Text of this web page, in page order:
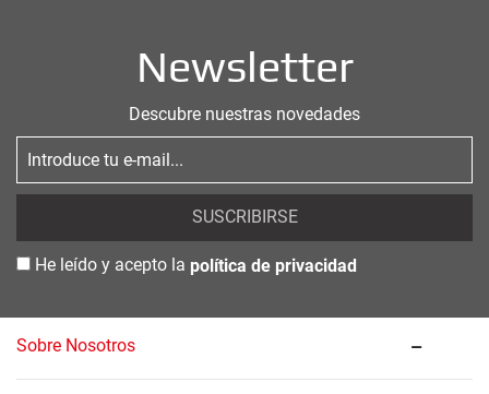
Newsletter
Descubre nuestras novedades
SUSCRIBIRSE
He leído y acepto la política de privacidad
Sobre Nosotros